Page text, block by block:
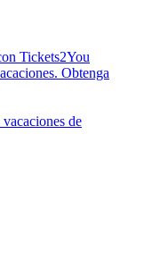
Tickets2You
Obtenga
de